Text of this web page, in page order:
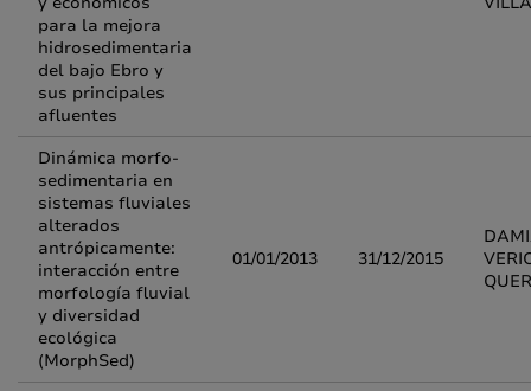
para la mejora
hidrosedimentaria
del bajo Ebro y
sus principales
afluentes
Dinámica morfo-
sedimentaria en
sistemas fluviales
alterados
antrópicamente:
interacción entre
morfología fluvial
y diversidad
ecológica
(MorphSed)
01/01/2013 31/12/2015